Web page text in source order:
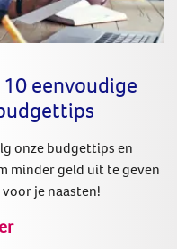
eenvoudige
onze budgettips en
minder geld uit te geven
je naasten!